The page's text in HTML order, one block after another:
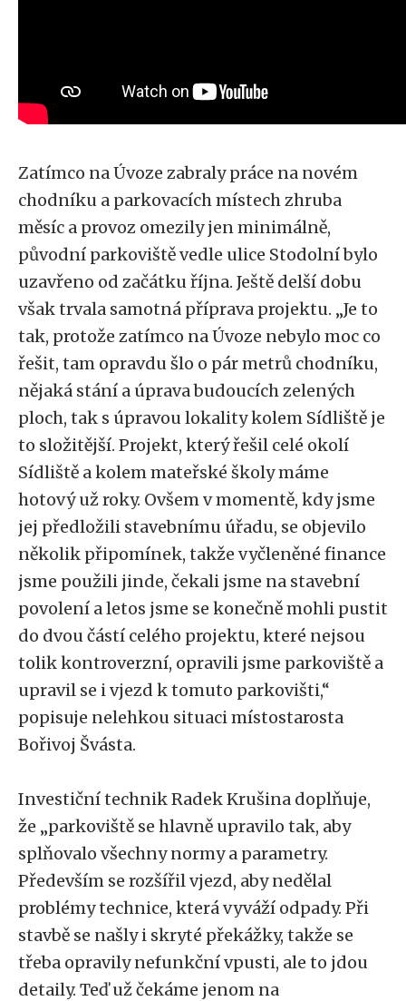
Zatímco na Úvoze zabraly práce na novém
chodníku a parkovacích místech zhruba
měsíc a provoz omezily jen minimálně,
původní parkoviště vedle ulice Stodolní bylo
uzavřeno od začátku října. Ještě delší dobu
však trvala samotná příprava projektu. „Je to
tak, protože zatímco na Úvoze nebylo moc co
řešit, tam opravdu šlo o pár metrů chodníku,
nějaká stání a úprava budoucích zelených
ploch, tak s úpravou lokality kolem Sídliště je
to složitější. Projekt, který řešil celé okolí
Sídliště a kolem mateřské školy máme
hotový už roky. Ovšem v momentě, kdy jsme
jej předložili stavebnímu úřadu, se objevilo
několik připomínek, takže vyčleněné finance
jsme použili jinde, čekali jsme na stavební
povolení a letos jsme se konečně mohli pustit
do dvou částí celého projektu, které nejsou
tolik kontroverzní, opravili jsme parkoviště a
upravil se i vjezd k tomuto parkovišti,“
popisuje nelehkou situaci místostarosta
Bořivoj Švásta.
Investiční technik Radek Krušina doplňuje,
že „parkoviště se hlavně upravilo tak, aby
splňovalo všechny normy a parametry.
Především se rozšířil vjezd, aby nedělal
problémy technice, která vyváží odpady. Při
stavbě se našly i skryté překážky, takže se
třeba opravily nefunkční vpusti, ale to jdou
detaily. Teď už čekáme jenom na